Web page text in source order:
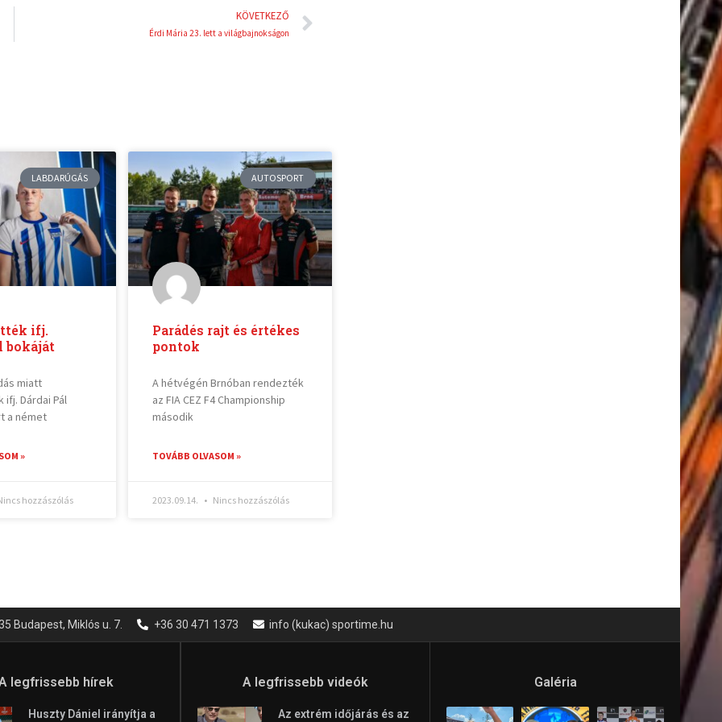
KÖVETKEZŐ
Érdi Mária 23. lett a világbajnokságon
LABDARÚGÁS
ifj.
bokáját
miatt
Dárdai Pál
a német
»
hozzászólás
AUTOSPORT
Parádés rajt és értékes
pontok
A hétvégén Brnóban rendezték
az FIA CEZ F4 Championship
második
TOVÁBB OLVASOM »
2023.09.14. Nincs hozzászólás
Budapest, Miklós u. 7. +36 30 471 1373 info (kukac) sportime.hu
legfrissebb hírek
Huszty Dániel irányítja a
A legfrissebb videók
Az extrém időjárás és az
Galéria